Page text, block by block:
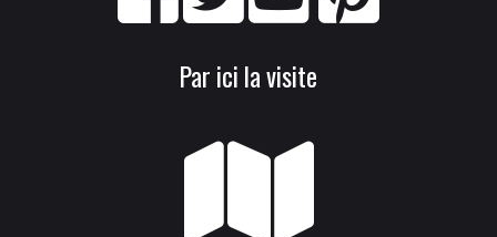
Par ici la visite